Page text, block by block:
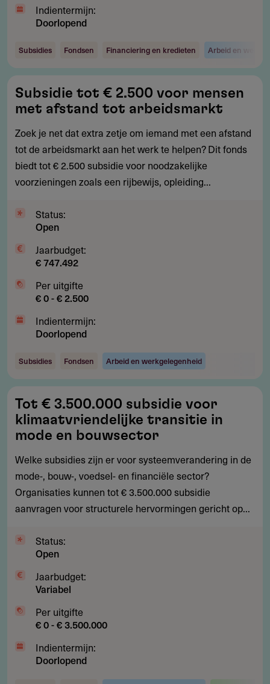
Indientermijn:
Doorlopend
Subsidies Fondsen Financiering en kredieten Arbeid en
tot
€
2.500
voor
mensen
met
tot
arbeidsmarkt
Subsidie tot € 2.500 voor mensen
met afstand tot arbeidsmarkt
Zoek je net dat extra zetje om iemand met een afstand
tot de arbeidsmarkt aan het werk te helpen? Dit fonds
biedt tot € 2.500 subsidie voor noodzakelijke
voorzieningen zoals een rijbewijs, opleiding...
Status:
Open
Jaarbudget:
€ 747.492
Per uitgifte
€ 0 - € 2.500
Indientermijn:
Doorlopend
Subsidies Fondsen Arbeid en werkgelegenheid
€
3.500.000
subsidie
voor
klimaatvriendelijke
transitie
in
en
bouwsector
Tot € 3.500.000 subsidie voor
klimaatvriendelijke transitie in
mode en bouwsector
Welke subsidies zijn er voor systeemverandering in de
mode-, bouw-, voedsel- en financiële sector?
Organisaties kunnen tot € 3.500.000 subsidie
aanvragen voor structurele hervormingen gericht op...
Status:
Open
Jaarbudget:
Variabel
Per uitgifte
€ 0 - € 3.500.000
Indientermijn:
Doorlopend